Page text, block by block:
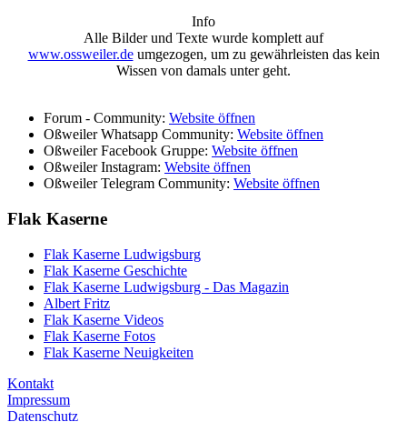
Info
Alle Bilder und Texte wurde komplett auf
www.ossweiler.deumgezogen, um zu gewährleisten das kein
Wissen von damals unter geht.
Forum - Community: Website öffnen
Oßweiler Whatsapp Community: Website öffnen
Oßweiler Facebook Gruppe: Website öffnen
Oßweiler Instagram: Website öffnen
Oßweiler Telegram Community: Website öffnen
Flak Kaserne
Flak Kaserne Ludwigsburg
Flak Kaserne Geschichte
Flak Kaserne Ludwigsburg - Das Magazin
Albert Fritz
Flak Kaserne Videos
Flak Kaserne Fotos
Flak Kaserne Neuigkeiten
Kontakt
Impressum
Datenschutz